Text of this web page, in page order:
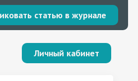
статью в журнале
Личный кабинет